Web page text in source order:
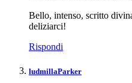
Bello, intenso, scritto
deliziarci!
Rispondi
ludmillaParker